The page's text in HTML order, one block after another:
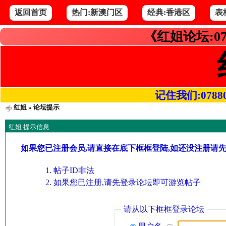
返回首页 热门:新澳门区 经典:香港区 表
《红姐论坛
记住我们
红姐» 论坛提示
红姐 提示信息
如果您已注册会员,请直接在底下框框登陆,如还没注册请
帖子ID非法
如果您已注册,请先登录论坛即可游览帖子
请从以下框框登录论坛